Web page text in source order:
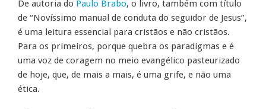
De autoria do Paulo Brabo, o livro, também com título
de “Novíssimo manual de conduta do seguidor de Jesus”,
é uma leitura essencial para cristãos e não cristãos.
Para os primeiros, porque quebra os paradigmas e é
uma voz de coragem no meio evangélico pasteurizado
de hoje, que, de mais a mais, é uma grife, e não uma
ética.